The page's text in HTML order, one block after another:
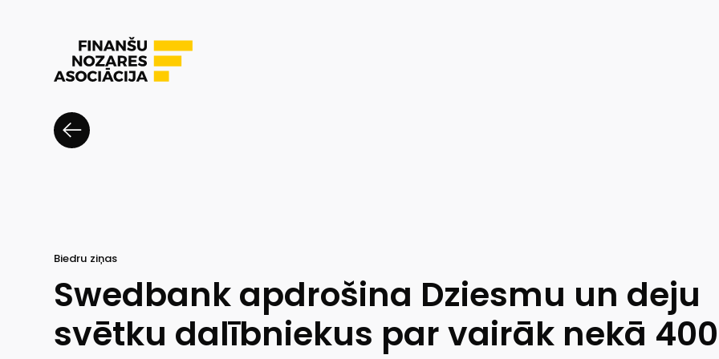
Biedru ziņas
Swedbank apdrošina Dziesmu un deju
svētku dalībniekus par vairāk nekā 400